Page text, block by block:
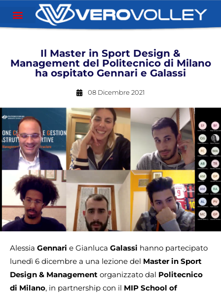
Il Master in Sport Design &
Management del Politecnico di Milano
ha ospitato Gennari e Galassi
08 Dicembre 2021
Alessia Gennari e Gianluca Galassi hanno partecipato
lunedì 6 dicembre a una lezione del Master in Sport
Design & Management organizzato dal Politecnico
di Milano, in partnership con il MIP School of